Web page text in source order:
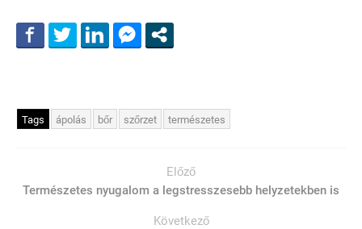
Tags ápolás bőr szőrzet természetes
Előző
Természetes nyugalom a legstresszesebb helyzetekben is
Következő